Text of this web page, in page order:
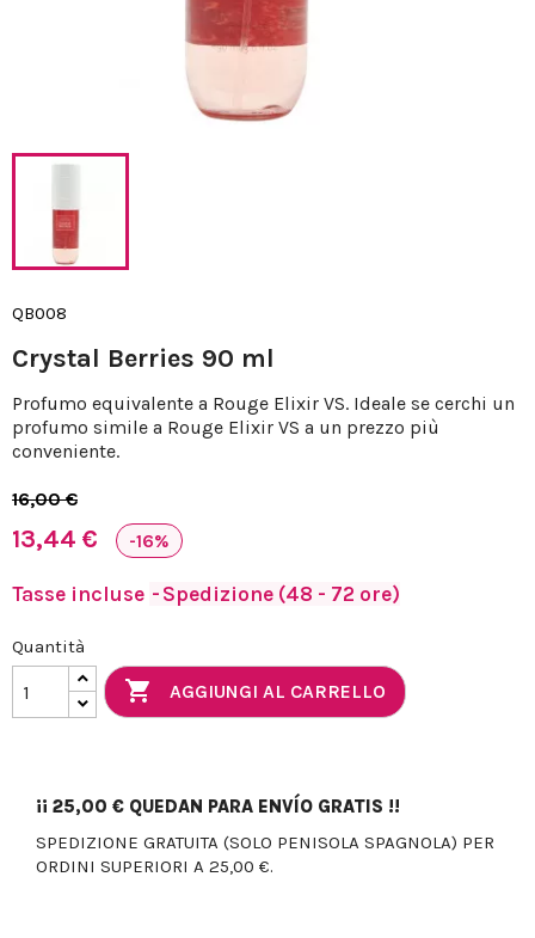
QB008
Crystal Berries 90 ml
Profumo equivalente a Rouge Elixir VS. Ideale se cerchi un
profumo simile a Rouge Elixir VS a un prezzo più
conveniente.
16,00 €
13,44 € -16%
Tasse incluse Spedizione (48 - 72 ore)
Quantità
 AGGIUNGI AL CARRELLO
¡¡ 25,00 € QUEDAN PARA ENVÍO GRATIS !!
SPEDIZIONE GRATUITA (SOLO PENISOLA SPAGNOLA) PER
ORDINI SUPERIORI A 25,00 €.